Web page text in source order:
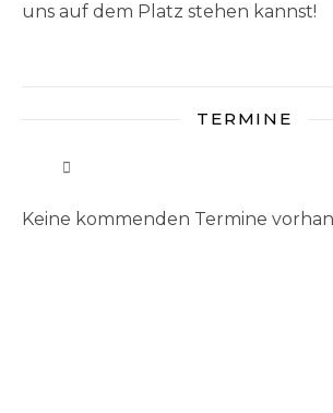
uns auf dem Platz stehen kannst!
TERMINE
Keine kommenden Termine